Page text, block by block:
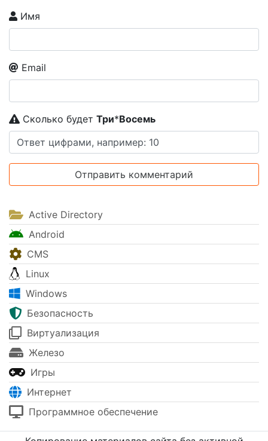
Имя
Email
Сколько будет Tpи*Boceмь
Active Directory
Android
CMS
Linux
Windows
Безопасность
Виртуализация
Железо
Игры
Интернет
Программное обеспечение